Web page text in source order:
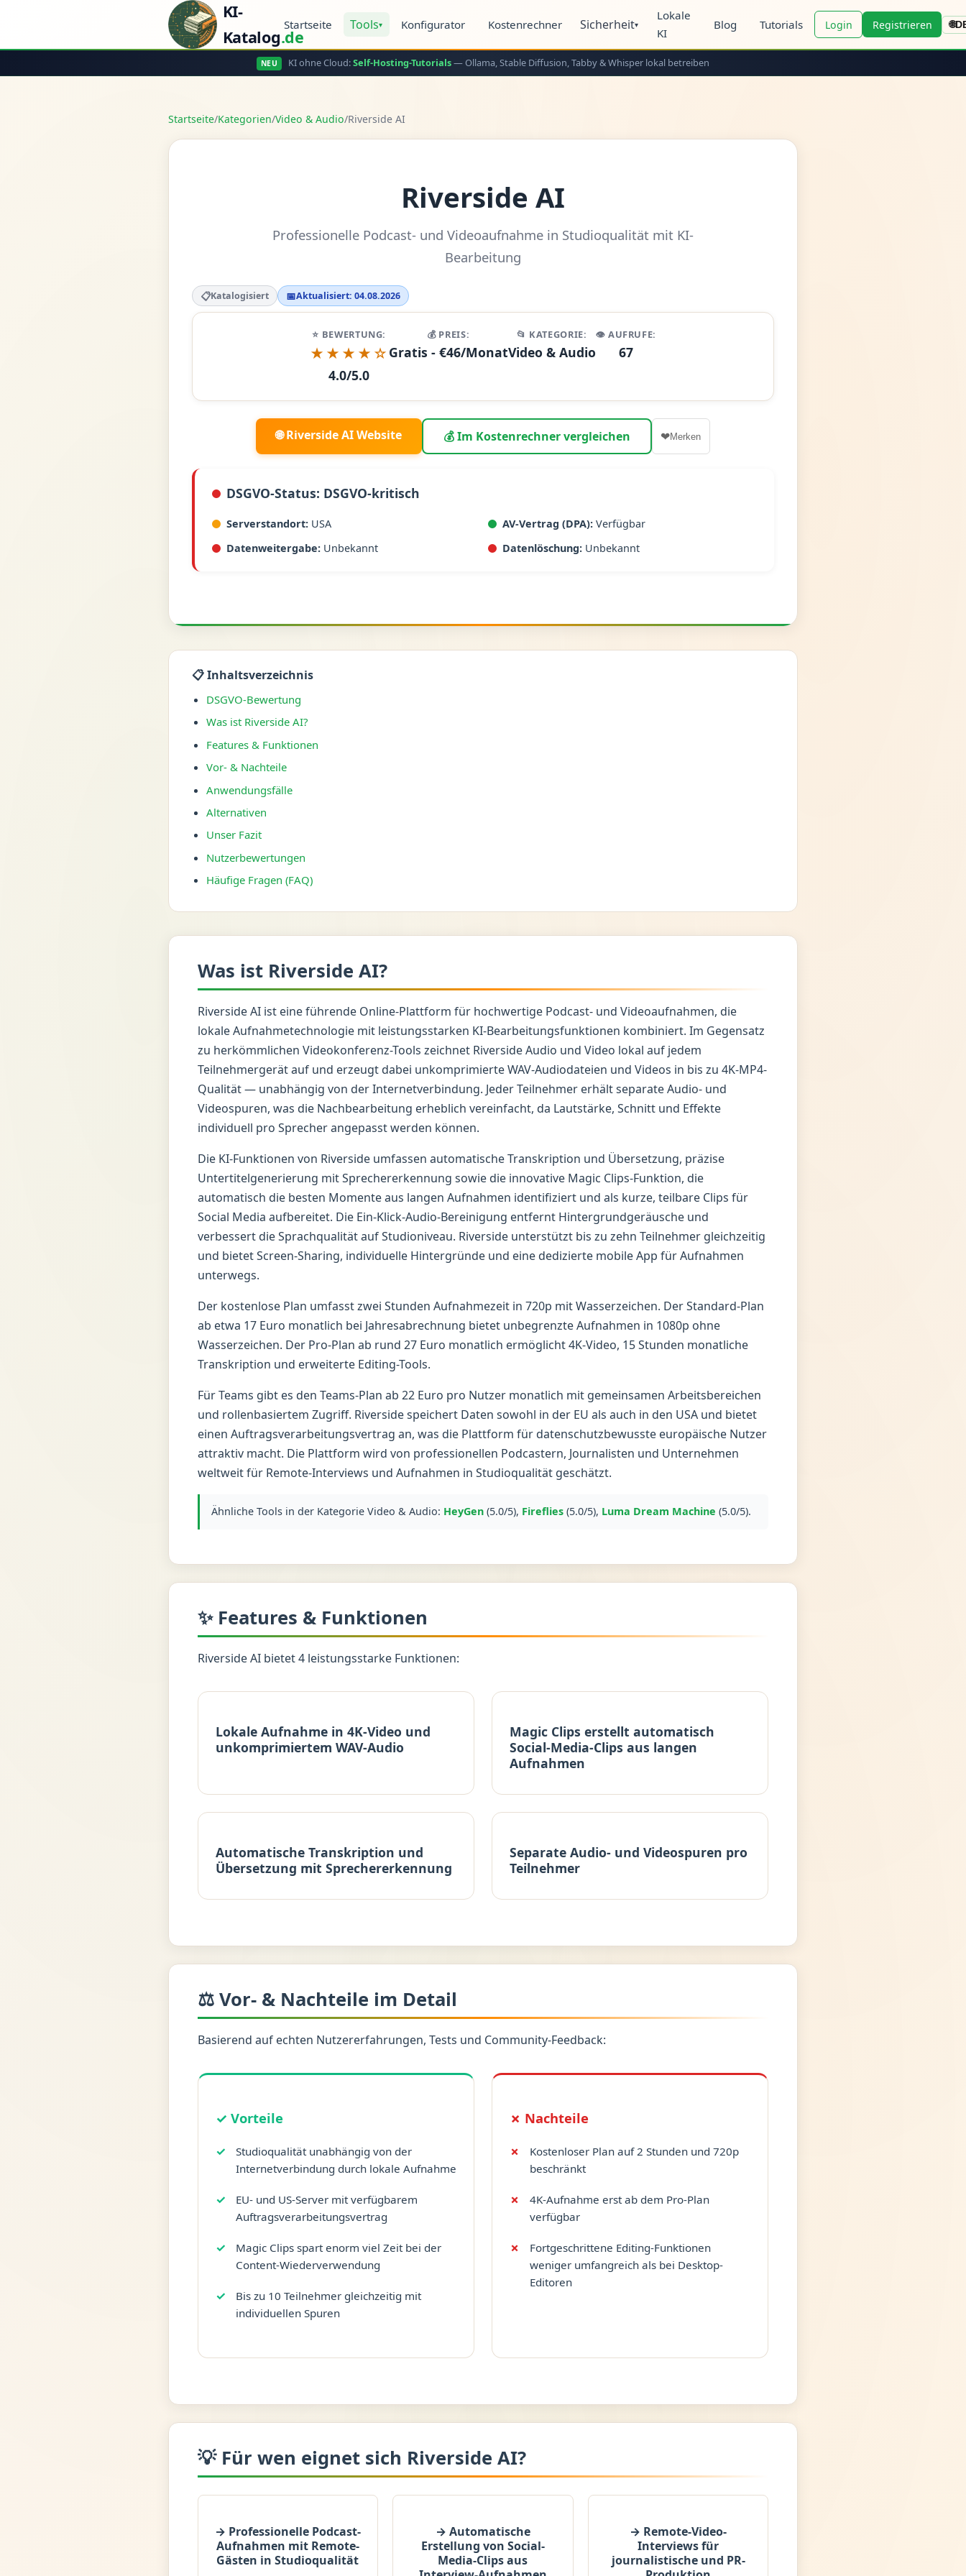
KI-
Katalog.de
Startseite Tools▾ Konfigurator Kostenrechner Sicherheit▾
Lokale
KI
Blog Tutorials Login Registrieren 🌐
NEU KI ohne Cloud:Self-Hosting-Tutorials— Ollama, Stable Diffusion, Tabby & Whisper lokal betreiben
Startseite/Kategorien/Video & Audio/Riverside AI
Riverside AI
Professionelle Podcast- und Videoaufnahme in Studioqualität mit KI-
Bearbeitung
📋Katalogisiert 📅Aktualisiert: 04.08.2026
⭐ BEWERTUNG:
★★★★☆
4.0/5.0
💰 PREIS:
Gratis - €46/Monat
📂 KATEGORIE:
Video & Audio
👁️ AUFRUFE:
67
🌐 Riverside AI Website 💰 Im Kostenrechner vergleichen ❤Merken
DSGVO-Status: DSGVO-kritisch
Serverstandort: USA AV-Vertrag (DPA): Verfügbar
Datenweitergabe: Unbekannt Datenlöschung: Unbekannt
📋 Inhaltsverzeichnis
DSGVO-Bewertung
Was ist Riverside AI?
Features & Funktionen
Vor- & Nachteile
Anwendungsfälle
Alternativen
Unser Fazit
Nutzerbewertungen
Häufige Fragen (FAQ)
Was ist Riverside AI?
Riverside AI ist eine führende Online-Plattform für hochwertige Podcast- und Videoaufnahmen, die
lokale Aufnahmetechnologie mit leistungsstarken KI-Bearbeitungsfunktionen kombiniert. Im Gegensatz
zu herkömmlichen Videokonferenz-Tools zeichnet Riverside Audio und Video lokal auf jedem
Teilnehmergerät auf und erzeugt dabei unkomprimierte WAV-Audiodateien und Videos in bis zu 4K-MP4-
Qualität — unabhängig von der Internetverbindung. Jeder Teilnehmer erhält separate Audio- und
Videospuren, was die Nachbearbeitung erheblich vereinfacht, da Lautstärke, Schnitt und Effekte
individuell pro Sprecher angepasst werden können.
Die KI-Funktionen von Riverside umfassen automatische Transkription und Übersetzung, präzise
Untertitelgenerierung mit Sprechererkennung sowie die innovative Magic Clips-Funktion, die
automatisch die besten Momente aus langen Aufnahmen identifiziert und als kurze, teilbare Clips für
Social Media aufbereitet. Die Ein-Klick-Audio-Bereinigung entfernt Hintergrundgeräusche und
verbessert die Sprachqualität auf Studioniveau. Riverside unterstützt bis zu zehn Teilnehmer gleichzeitig
und bietet Screen-Sharing, individuelle Hintergründe und eine dedizierte mobile App für Aufnahmen
unterwegs.
Der kostenlose Plan umfasst zwei Stunden Aufnahmezeit in 720p mit Wasserzeichen. Der Standard-Plan
ab etwa 17 Euro monatlich bei Jahresabrechnung bietet unbegrenzte Aufnahmen in 1080p ohne
Wasserzeichen. Der Pro-Plan ab rund 27 Euro monatlich ermöglicht 4K-Video, 15 Stunden monatliche
Transkription und erweiterte Editing-Tools.
Für Teams gibt es den Teams-Plan ab 22 Euro pro Nutzer monatlich mit gemeinsamen Arbeitsbereichen
und rollenbasiertem Zugriff. Riverside speichert Daten sowohl in der EU als auch in den USA und bietet
einen Auftragsverarbeitungsvertrag an, was die Plattform für datenschutzbewusste europäische Nutzer
attraktiv macht. Die Plattform wird von professionellen Podcastern, Journalisten und Unternehmen
weltweit für Remote-Interviews und Aufnahmen in Studioqualität geschätzt.
Ähnliche Tools in der Kategorie Video & Audio: HeyGen(5.0/5), Fireflies(5.0/5), Luma Dream Machine (5.0/5).
✨ Features & Funktionen
Riverside AI bietet 4 leistungsstarke Funktionen:
Lokale Aufnahme in 4K-Video und
unkomprimiertem WAV-Audio
Magic Clips erstellt automatisch
Social-Media-Clips aus langen
Aufnahmen
Automatische Transkription und
Übersetzung mit Sprechererkennung
Separate Audio- und Videospuren pro
Teilnehmer
⚖️ Vor- & Nachteile im Detail
Basierend auf echten Nutzererfahrungen, Tests und Community-Feedback:
✓ Vorteile
Studioqualität unabhängig von der
Internetverbindung durch lokale Aufnahme
EU- und US-Server mit verfügbarem
Auftragsverarbeitungsvertrag
Magic Clips spart enorm viel Zeit bei der
Content-Wiederverwendung
Bis zu 10 Teilnehmer gleichzeitig mit
individuellen Spuren
✗ Nachteile
Kostenloser Plan auf 2 Stunden und 720p
beschränkt
4K-Aufnahme erst ab dem Pro-Plan
verfügbar
Fortgeschrittene Editing-Funktionen
weniger umfangreich als bei Desktop-
Editoren
💡 Für wen eignet sich Riverside AI?
→ Professionelle Podcast-
Aufnahmen mit Remote-
Gästen in Studioqualität
→ Automatische
Erstellung von Social-
Media-Clips aus
→ Remote-Video-
Interviews für
journalistische und PR-